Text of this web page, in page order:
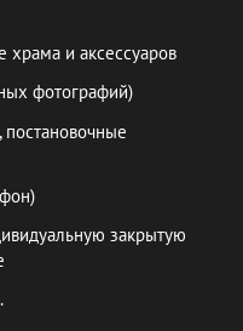
храма и аксессуаров
фотографий)
постановочные
закрытую
р.